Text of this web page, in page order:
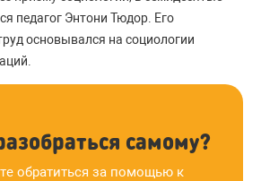
педагог Энтони Тюдор. Его
основывался на социологии
самому?
обратиться за помощью к